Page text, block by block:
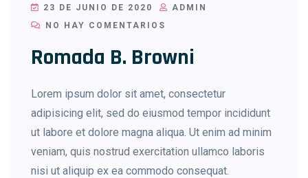
23 DE JUNIO DE 2020
ADMIN
NO HAY COMENTARIOS
Romada B. Browni
Lorem ipsum dolor sit amet, consectetur
adipisicing elit, sed do eiusmod tempor incididunt
ut labore et dolore magna aliqua. Ut enim ad minim
veniam, quis nostrud exercitation ullamco laboris
nisi ut aliquip ex ea commodo consequat.